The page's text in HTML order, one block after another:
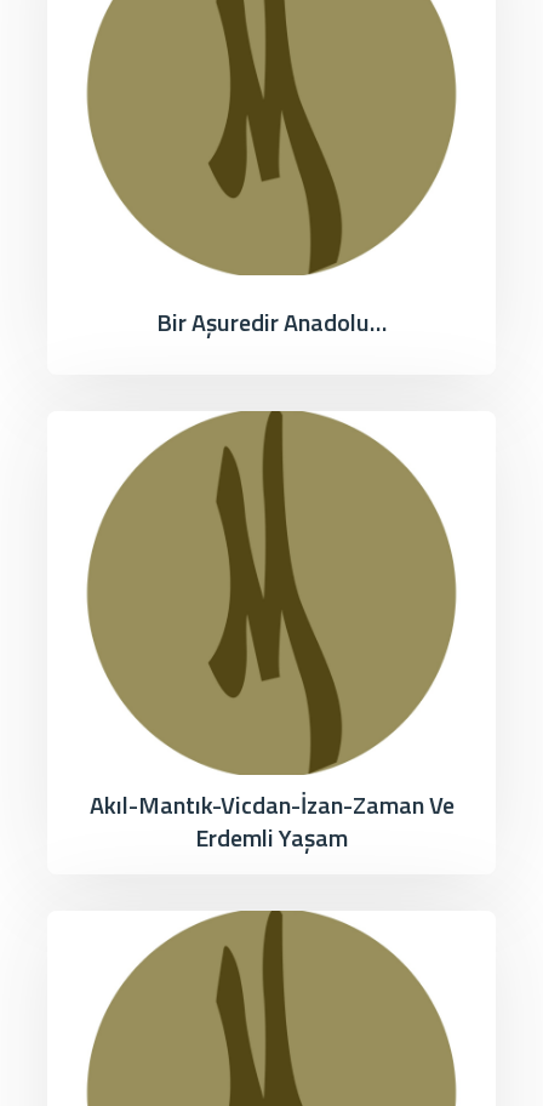
Bir Aşuredir Anadolu…
Akıl-Mantık-Vicdan-İzan-Zaman Ve
Erdemli Yaşam